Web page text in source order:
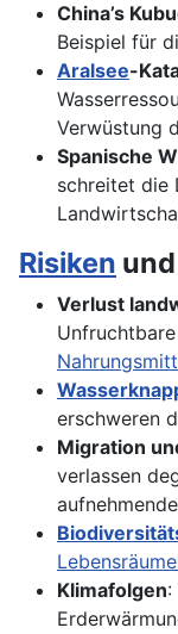
China’s
Beispiel für
Aralsee-
Verwüstung
Spanische
schreitet die
Risiken
Verlust
erschweren
Migration
verlassen
Klimafolgen: